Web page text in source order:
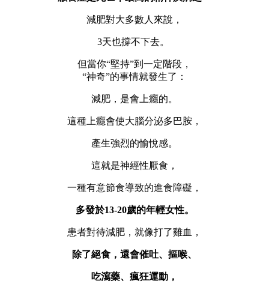
減肥對大多數人來說，
3天也撐不下去。
但當你“堅持”到一定階段，
“神奇”的事情就發生了：
減肥，是會上癮的。
這種上癮會使大腦分泌多巴胺，
產生強烈的愉悅感。
這就是神經性厭食，
一種有意節食導致的進食障礙，
多發於13-20歲的年輕女性。
患者對待減肥，就像打了雞血，
除了絕食，還會催吐、摳喉、
吃瀉藥、瘋狂運動，